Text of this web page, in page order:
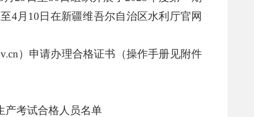
4月 10 日在新疆维吾尔自治区水利厅官网
） 申请办理合格证书（操作手册见附件
产考试合格人员名单